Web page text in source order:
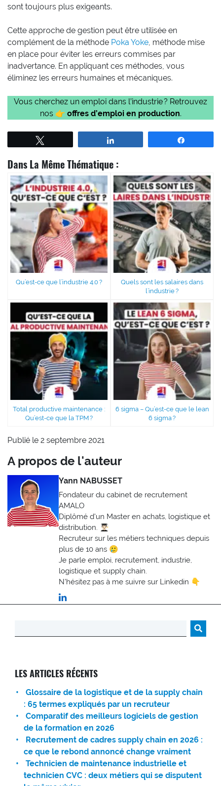
sont toujours plus exigeants.
Cette approche de gestion peut être utilisée en
complément de la méthode Poka Yoke, méthode mise
en place pour éviter les erreurs commises par
inadvertance. En appliquant ces méthodes, vous
éliminez les erreurs humaines et mécaniques.
Vous cherchez un emploi dans l’industrie ? Retrouvez
nos 👉 offres d’emploi en production.
Dans La Même Thématique :
Qu’est-ce que l’industrie 4.0 ?
Quels sont les salaires dans
l’industrie ?
Total productive maintenance :
Qu’est-ce que la TPM ?
6 sigma – Qu’est-ce que le lean
6 sigma ?
Publié le 2 septembre 2021
A propos de l'auteur
Yann NABUSSET
Fondateur du cabinet de recrutement
AMALO
Diplômé d'un Master en achats, logistique et
distribution. 👨🏻‍🎓
Recruteur sur les métiers techniques depuis
plus de 10 ans 🥲
Je parle emploi, recrutement, industrie,
logistique et supply chain.
N'hésitez pas à me suivre sur Linkedin 👇
LES ARTICLES RÉCENTS
Glossaire de la logistique et de la supply chain
: 65 termes expliqués par un recruteur
Comparatif des meilleurs logiciels de gestion
de la formation en 2026
Recrutement de cadres supply chain en 2026 :
ce que le rebond annoncé change vraiment
Technicien de maintenance industrielle et
technicien CVC : deux métiers qui se disputent